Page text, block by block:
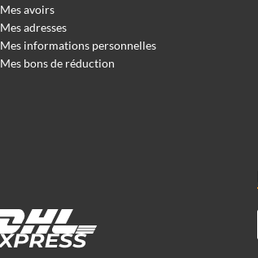
Mes avoirs
Mes adresses
Mes informations personnelles
Mes bons de réduction